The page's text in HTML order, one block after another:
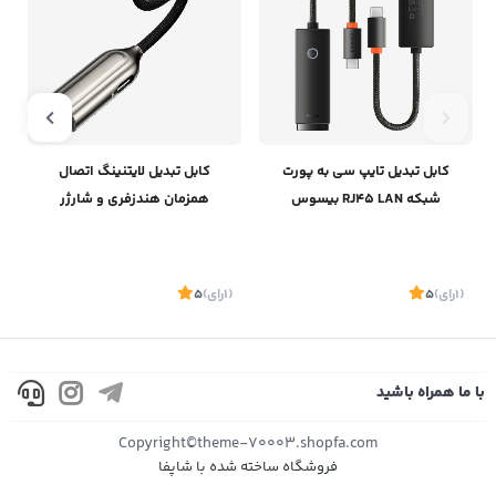
کابل تبدیل تایپ سی به پورت
شبکه RJ45 LAN بیسوس
Rj45 100Mbps WKQX000201
(1 رای)
5
کابل تبدیل لایتنینگ اتصال
همزمان هندزفری و شارژر
(1 رای)
5
با ما همراه باشید
Copyright©theme-70003.shopfa.com
فروشگاه ساخته شده با شاپفا